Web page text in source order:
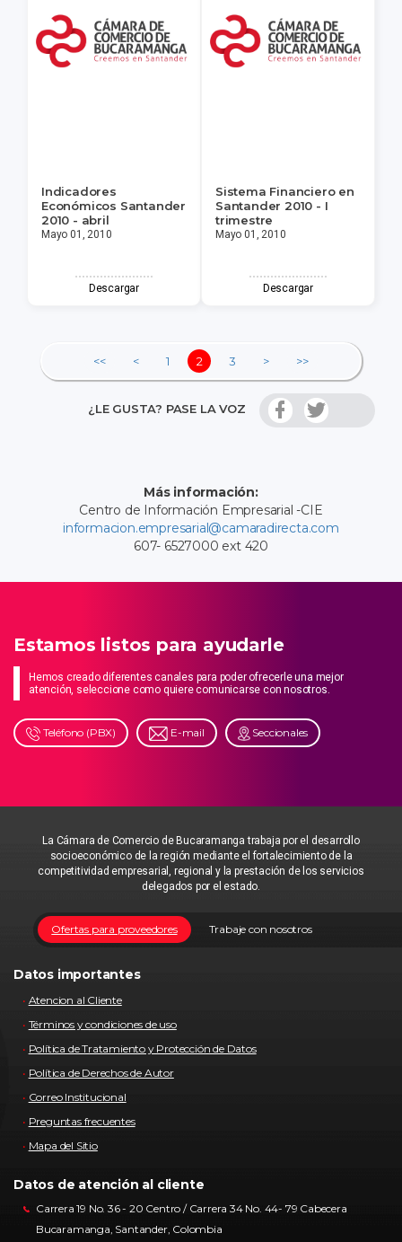
Indicadores
Económicos Santander
2010 - abril
Mayo 01, 2010
Descargar
Sistema Financiero en
Santander 2010 - I
trimestre
Mayo 01, 2010
Descargar
<< < 1 2 3 > >>
¿LE GUSTA? PASE LA VOZ
Más información:
Centro de Información Empresarial -CIE
informacion.empresarial@camaradirecta.com
607- 6527000 ext 420
Estamos listos para ayudarle
Hemos creado diferentes canales para poder ofrecerle una mejor
atención, seleccione como quiere comunicarse con nosotros.
Teléfono (PBX) E-mail Seccionales
La Cámara de Comercio de Bucaramanga trabaja por el desarrollo
socioeconómico de la región mediante el fortalecimiento de la
competitividad empresarial, regional y la prestación de los servicios
delegados por el estado.
Trabaje con nosotros
Ofertas para proveedores
Datos importantes
Atencion al Cliente
Términos y condiciones de uso
Política de Tratamiento y Protección de Datos
Política de Derechos de Autor
Correo Institucional
Preguntas frecuentes
Mapa del Sitio
Datos de atención al cliente
Carrera 19 No. 36 - 20 Centro / Carrera 34 No. 44- 79 Cabecera
Bucaramanga, Santander, Colombia